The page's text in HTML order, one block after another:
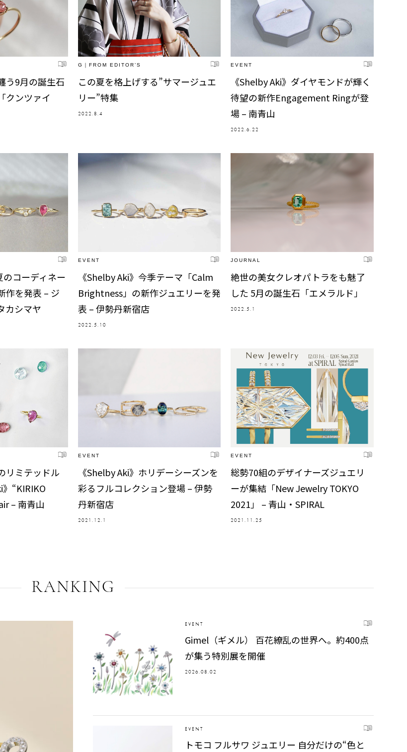
う9月の誕生石
クンツァイ
G｜FROM EDITOR’S
この夏を格上げする”サマージュエ
リー”特集
2022.8.4
EVENT
《Shelby Aki》ダイヤモンドが輝く
待望の新作Engagement Ringが登
場 – 南青山
2022.6.22
のコーディネー
作を発表 – ジ
カシマヤ
EVENT
《Shelby Aki》今季テーマ「Calm
Brightness」の新作ジュエリーを発
表 – 伊勢丹新宿店
2022.5.10
JOURNAL
絶世の美女クレオパトラをも魅了
した 5月の誕生石「エメラルド」
2022.5.1
リミテッドル
“KIRIKO
– 南青山
EVENT
《Shelby Aki》ホリデーシーズンを
彩るフルコレクション登場 – 伊勢
丹新宿店
2021.12.1
EVENT
総勢70組のデザイナーズジュエリ
ーが集結「New Jewelry TOKYO
2021」 – 青山・SPIRAL
2021.11.25
RANKING
EVENT
Gimel（ギメル） 百花繚乱の世界へ。約400点
が集う特別展を開催
2026.08.02
EVENT
トモコ フルサワ ジュエリー 自分だけの“色と